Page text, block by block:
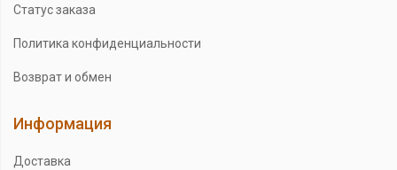
Статус заказа
Политика конфиденциальности
Возврат и обмен
Информация
Доставка